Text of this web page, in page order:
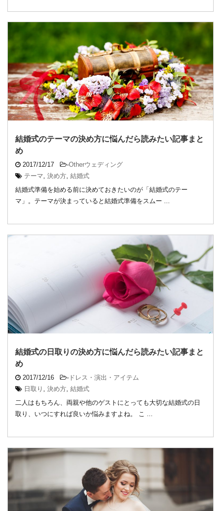
結婚式のテーマの決め方に悩んだら読みたい記事まと
め
2017/12/17 -Otherウェディング
テーマ, 決め方, 結婚式
結婚式準備を始める前に決めておきたいのが「結婚式のテー
マ」。テーマが決まっていると結婚式準備をスムー ...
結婚式の日取りの決め方に悩んだら読みたい記事まと
め
2017/12/16 - ドレス・演出・アイテム
日取り , 決め方, 結婚式
二人はもちろん、両親や他のゲストにとっても大切な結婚式の日
取り、いつにすれば良いか悩みますよね。 こ ...